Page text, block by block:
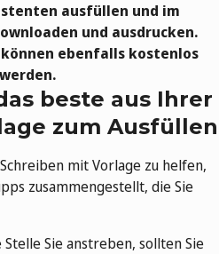
ausfüllen und im
und ausdrucken.
ebenfalls kostenlos
beste aus Ihrer
zum Ausfüllen
mit Vorlage zu helfen,
zusammengestellt, die Sie
Stelle Sie anstreben, sollten Sie